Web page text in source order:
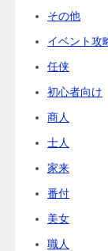
その他
イベント攻
任侠
初心者向け
商人
士人
家来
番付
美女
職人